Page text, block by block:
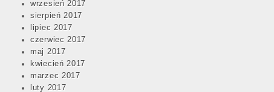
wrzesień 2017
sierpień 2017
lipiec 2017
czerwiec 2017
maj 2017
kwiecień 2017
marzec 2017
luty 2017